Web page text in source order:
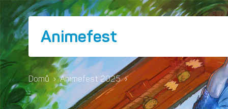
Animefest
Domů › Animefest 2025 ›